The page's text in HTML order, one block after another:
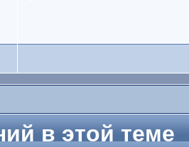
в этой теме